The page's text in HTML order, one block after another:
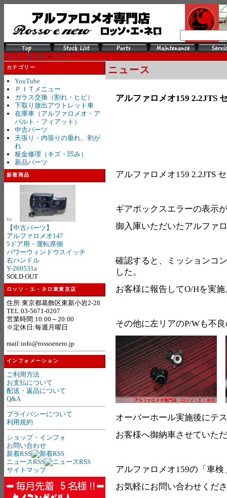
Search
ロッソ エ ネロ » トップ
ニュース
アルファロメオ159 2.2JTS
アルファロメオ159 2.2JTS
ギアボックスエラーの表示
御入庫いただいたアルファ
確認すると、ミッションコ
した。
お客様に報告してO/Hを実施
その他に左リアのP/Wも不
オーバーホール実施後にテ
お客様へ御納車させていた
アルファロメオ159の「車
お気軽にお問い合わせくだ
カテゴリー
YouTube
ＰＩＴメニュー
ガラス交換（割れ・ヒビ）
下取り放出アウトレット車
在庫車（アルファロメオ・ア
バルト・フィアット）
中古パーツ
天張り・内張りの垂れ、剥が
れ
板金修理（キズ・凹み）
新品パーツ
新着商品
【中古パーツ】
アルファロメオ147
5ドア用・運転席側
パワーウィンドウスイッチ
右ハンドル
Y-260531a
SOLD OUT
ロッソ・エ・ネロ東東京店
住所:東京都葛飾区東新小岩2-28
TEL:03-5671-0207
営業時間:10:00～20:00
※定休日:毎週月曜日
mail:info@rossoenero.jp
インフォメーション
ご利用方法
お支払について
配送・返品について
Q&A
プライバシーについて
利用規約
ショップ・インフォ
お問い合わせ
新着RSS
ニュースRSS
サイトマップ